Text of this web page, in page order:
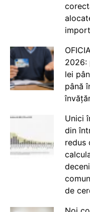
2026:
lei
până
Unici
din
redus
de